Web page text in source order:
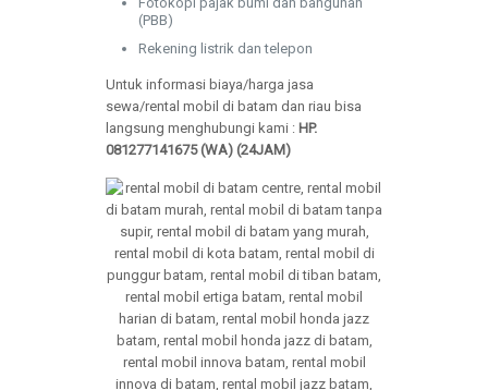
(PBB)
Rekening listrik dan telepon
Untuk informasi biaya/harga jasa
sewa/rental mobil di batam dan riau bisa
langsung menghubungi kami : HP.
081277141675 (WA) (24JAM)